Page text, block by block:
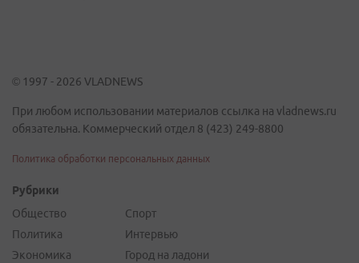
© 1997 - 2026 VLADNEWS
При любом использовании материалов ссылка на vladnews.ru
обязательна. Коммерческий отдел 8 (423) 249-8800
Политика обработки персональных данных
Рубрики
Общество
Политика
Экономика
Спорт
Интервью
Город на ладони